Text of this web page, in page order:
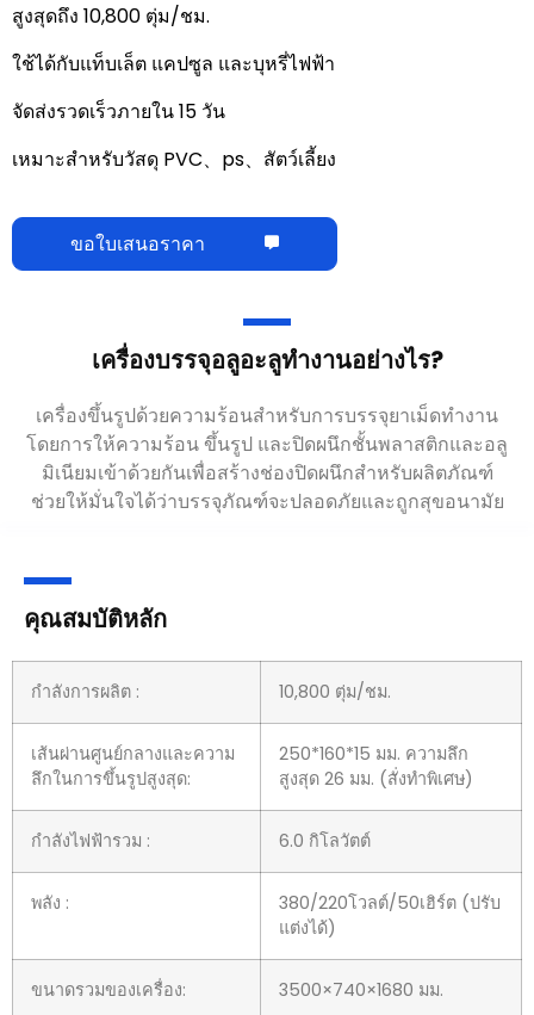
สูงสุดถึง 10,800 ตุ่ม/ชม.
ใช้ได้กับแท็บเล็ต แคปซูล และบุหรี่ไฟฟ้า
จัดส่งรวดเร็วภายใน 15 วัน
เหมาะสำหรับวัสดุ PVC、ps、สัตว์เลี้ยง
ขอใบเสนอราคา
เครื่องบรรจุอลูอะลูทำงานอย่างไร?
เครื่องขึ้นรูปด้วยความร้อนสำหรับการบรรจุยาเม็ดทำงาน
โดยการให้ความร้อน ขึ้นรูป และปิดผนึกชั้นพลาสติกและอลู
มิเนียมเข้าด้วยกันเพื่อสร้างช่องปิดผนึกสำหรับผลิตภัณฑ์
ช่วยให้มั่นใจได้ว่าบรรจุภัณฑ์จะปลอดภัยและถูกสุขอนามัย
คุณสมบัติหลัก
กำลังการผลิต : 10,800 ตุ่ม/ชม.
เส้นผ่านศูนย์กลางและความ
ลึกในการขึ้นรูปสูงสุด:
250*160*15 มม. ความลึก
สูงสุด 26 มม. (สั่งทำพิเศษ)
กำลังไฟฟ้ารวม : 6.0 กิโลวัตต์
พลัง :
380/220โวลต์/50เฮิร์ต (ปรับ
แต่งได้)
ขนาดรวมของเครื่อง: 3500×740×1680 มม.